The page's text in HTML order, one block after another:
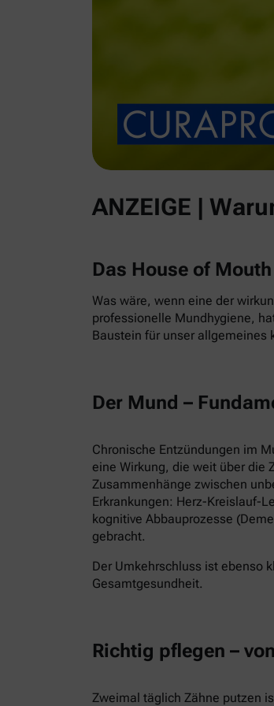
ANZEIGE |
Das House of
Was wäre, wenn eine der
professionelle Mundhygiene,
Baustein für unser allgemeines
Der Mund –
Chronische Entzündungen im
eine Wirkung, die weit über die
Zusammenhänge zwischen
Erkrankungen: Herz-Kreislauf-
kognitive Abbauprozesse
gebracht.
Der Umkehrschluss ist ebenso
Gesamtgesundheit.
Richtig pflegen –
Zweimal täglich Zähne putzen